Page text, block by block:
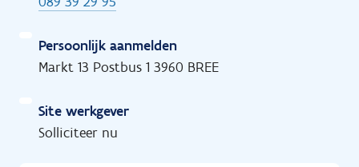
Persoonlijk aanmelden
Markt 13 Postbus 1 3960 BREE
Site werkgever
Solliciteer nu